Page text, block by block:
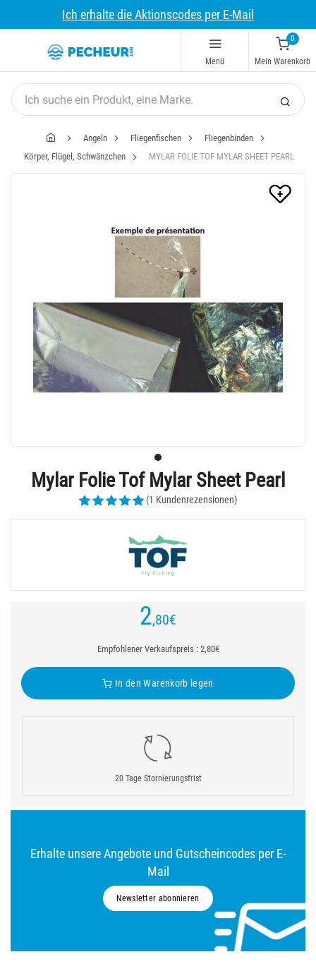
Ich erhalte die Aktionscodes per E-Mail
Menü
0
Mein Warenkorb
Angeln Fliegenfischen
Fliegenbinden
Körper, Flügel, Schwänzchen
MYLAR FOLIE TOF MYLAR SHEET PEARL
Mylar Folie Tof Mylar Sheet Pearl
(1 Kundenrezensionen)
2,80€
Empfohlener Verkaufspreis : 2,80€
In den Warenkorb legen
20 Tage Stornierungsfrist
Erhalte unsere Angebote und Gutscheincodes per E-
Mail
Newsletter abonnieren